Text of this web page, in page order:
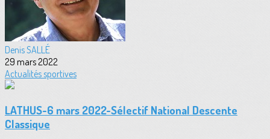
Denis SALLÉ
29 mars 2022
Actualités sportives
LATHUS-6 mars 2022-Sélectif National Descente
Classique